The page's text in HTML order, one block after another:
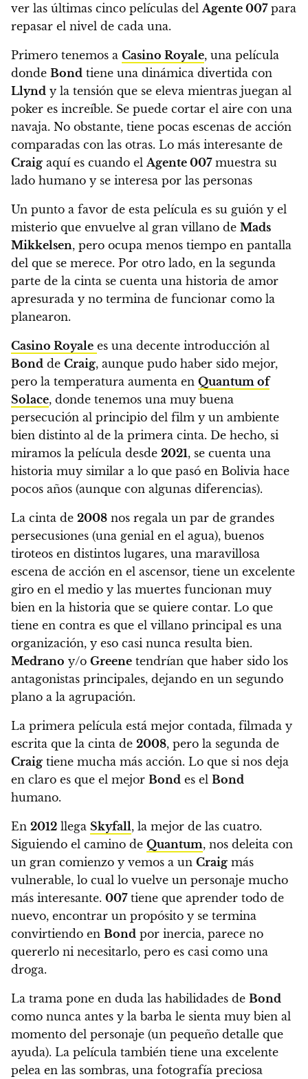
ver las últimas cinco películas del Agente 007para
repasar el nivel de cada una.
Primero tenemos a Casino Royale, una película
donde Bond tiene una dinámica divertida con
Llynd y la tensión que se eleva mientras juegan al
poker es increíble. Se puede cortar el aire con una
navaja. No obstante, tiene pocas escenas de acción
comparadas con las otras. Lo más interesante de
Craig aquí es cuando el Agente 007muestra su
lado humano y se interesa por las personas
Un punto a favor de esta película es su guión y el
misterio que envuelve al gran villano de Mads
Mikkelsen, pero ocupa menos tiempo en pantalla
del que se merece. Por otro lado, en la segunda
parte de la cinta se cuenta una historia de amor
apresurada y no termina de funcionar como la
planearon.
Casino Royale es una decente introducción al
Bond de Craig, aunque pudo haber sido mejor,
pero la temperatura aumenta en Quantum of
Solace, donde tenemos una muy buena
persecución al principio del film y un ambiente
bien distinto al de la primera cinta. De hecho, si
miramos la película desde 2021, se cuenta una
historia muy similar a lo que pasó en Bolivia hace
pocos años (aunque con algunas diferencias).
La cinta de 2008 nos regala un par de grandes
persecusiones (una genial en el agua), buenos
tiroteos en distintos lugares, una maravillosa
escena de acción en el ascensor, tiene un excelente
giro en el medio y las muertes funcionan muy
bien en la historia que se quiere contar. Lo que
tiene en contra es que el villano principal es una
organización, y eso casi nunca resulta bien.
Medrano y/o Greene tendrían que haber sido los
antagonistas principales, dejando en un segundo
plano a la agrupación.
La primera película está mejor contada, filmada y
escrita que la cinta de 2008, pero la segunda de
Craig tiene mucha más acción. Lo que si nos deja
en claro es que el mejor Bond es el Bond
humano.
En 2012 llega Skyfall, la mejor de las cuatro.
Siguiendo el camino de Quantum, nos deleita con
un gran comienzo y vemos a un Craig más
vulnerable, lo cual lo vuelve un personaje mucho
más interesante. 007tiene que aprender todo de
nuevo, encontrar un propósito y se termina
convirtiendo en Bond por inercia, parece no
quererlo ni necesitarlo, pero es casi como una
droga.
La trama pone en duda las habilidades de Bond
como nunca antes y la barba le sienta muy bien al
momento del personaje (un pequeño detalle que
ayuda). La película también tiene una excelente
pelea en las sombras, una fotografía preciosa